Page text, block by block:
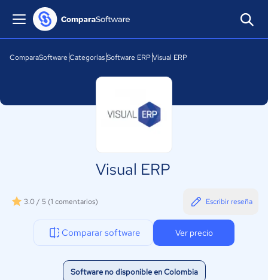
ComparaSoftware CategoríasSoftware ERPVisual ERP
Visual ERP
3.0 / 5 (1 comentarios) Escribir reseña
Comparar software Ver precio
Software no disponible en Colombia